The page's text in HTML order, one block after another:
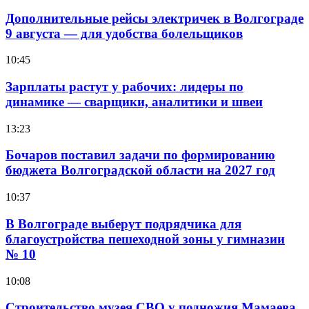
Дополнительные рейсы электричек в Волгограде
9 августа — для удобства болельщиков
10:45
Зарплаты растут у рабочих: лидеры по
динамике — сварщики, аналитики и швеи
13:23
Бочаров поставил задачи по формированию
бюджета Волгоградской области на 2027 год
10:37
В Волгограде выберут подрядчика для
благоустройства пешеходной зоны у гимназии
№ 10
10:08